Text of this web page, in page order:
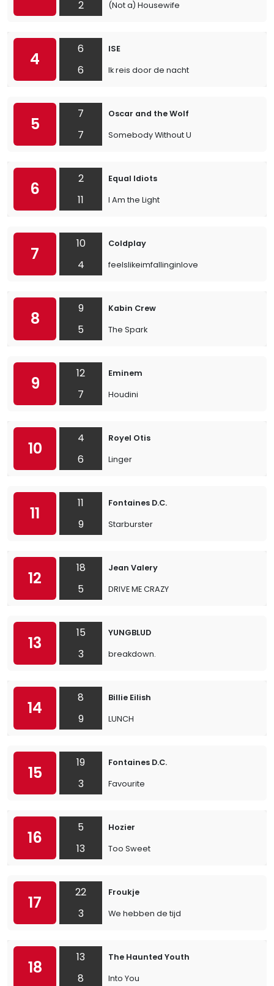
2 (Not a) Housewife
4
6
6
ISE
Ik reis door de nacht
5
7
7
Oscar and the Wolf
Somebody Without U
6
2
11
Equal Idiots
I Am the Light
7
10
4
Coldplay
feelslikeimfallinginlove
8
9
5
Kabin Crew
The Spark
9
12
7
Eminem
Houdini
10
4
6
Royel Otis
Linger
11
11
9
Fontaines D.C.
Starburster
12
18
5
Jean Valery
DRIVE ME CRAZY
13
15
3
YUNGBLUD
breakdown.
14
8
9
Billie Eilish
LUNCH
15
19
3
Fontaines D.C.
Favourite
16
5
13
Hozier
Too Sweet
17
22
3
Froukje
We hebben de tijd
18
13
8
The Haunted Youth
Into You